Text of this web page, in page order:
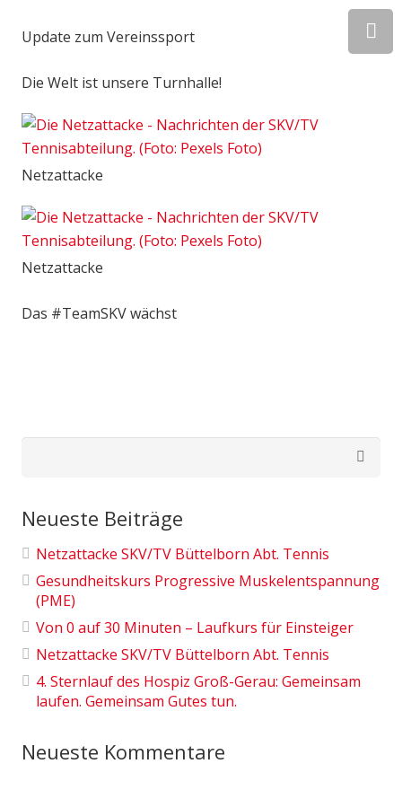
Update zum Vereinssport
Die Welt ist unsere Turnhalle!
Netzattacke
Netzattacke
Das #TeamSKV wächst
Neueste Beiträge
Netzattacke SKV/TV Büttelborn Abt. Tennis
Gesundheitskurs Progressive Muskelentspannung
(PME)
Von 0 auf 30 Minuten – Laufkurs für Einsteiger
Netzattacke SKV/TV Büttelborn Abt. Tennis
4. Sternlauf des Hospiz Groß-Gerau: Gemeinsam
laufen. Gemeinsam Gutes tun.
Neueste Kommentare